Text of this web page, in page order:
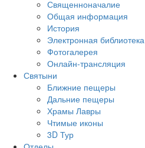
Священноначалие
Общая информация
История
Электронная библиотека
Фотогалерея
Онлайн-трансляция
Святыни
Ближние пещеры
Дальние пещеры
Храмы Лавры
Чтимые иконы
3D Тур